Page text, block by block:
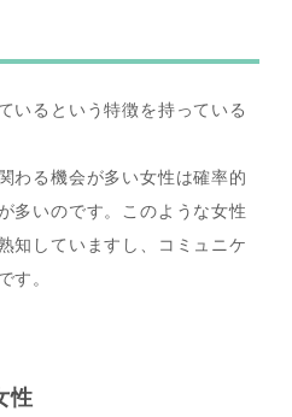
いるという特徴を持っている
わる機会が多い女性は確率的
多いのです。このような女性
知していますし、コミュニケ
す。
性